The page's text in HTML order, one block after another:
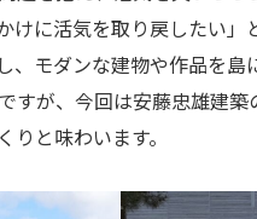
けに活気を取り戻したい
、モダンな建物や作品を
すが、今回は安藤忠雄建
と味わいます。